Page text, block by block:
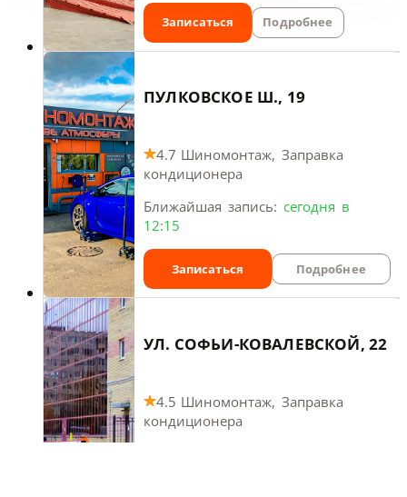
Записаться Подробнее
ПУЛКОВСКОЕ Ш., 19
4.7 Шиномонтаж, Заправка
кондиционера
Ближайшая запись: сегодня в
12:15
Записаться Подробнее
УЛ. СОФЬИ-КОВАЛЕВСКОЙ, 22
4.5 Шиномонтаж, Заправка
кондиционера